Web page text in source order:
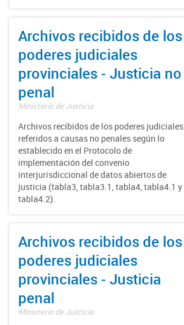
Archivos recibidos de los
poderes judiciales
provinciales - Justicia no
penal
Ministerio de Justicia
Archivos recibidos de los poderes judiciales
referidos a causas no penales según lo
establecido en el Protocolo de
implementación del convenio
interjurisdiccional de datos abiertos de
justicia (tabla3, tabla3.1, tabla4, tabla4.1 y
tabla4.2).
Archivos recibidos de los
poderes judiciales
provinciales - Justicia
penal
Ministerio de Justicia